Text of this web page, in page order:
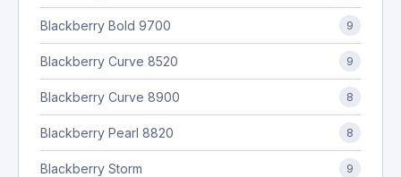
Blackberry Bold 9700 9
Blackberry Curve 8520 9
Blackberry Curve 8900 8
Blackberry Pearl 8820 8
Blackberry Storm 9